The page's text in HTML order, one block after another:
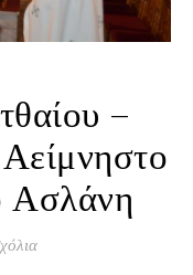
–
Ασλάνη